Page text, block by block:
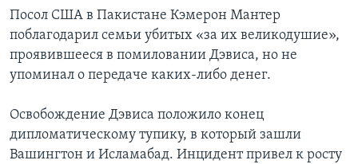
Посол США в Пакистане Кэмерон Мантер
поблагодарил семьи убитых «за их великодушие»,
проявившееся в помиловании Дэвиса, но не
упоминал о передаче каких-либо денег.
Освобождение Дэвиса положило конец
дипломатическому тупику, в который зашли
Вашингтон и Исламабад. Инцидент привел к росту